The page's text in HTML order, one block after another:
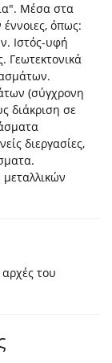
Μέσα στα
όπως:
Ιστός-υφή
Γεωτεκτονικά
(σύγχρονη
διάκριση σε
διεργασίες,
του